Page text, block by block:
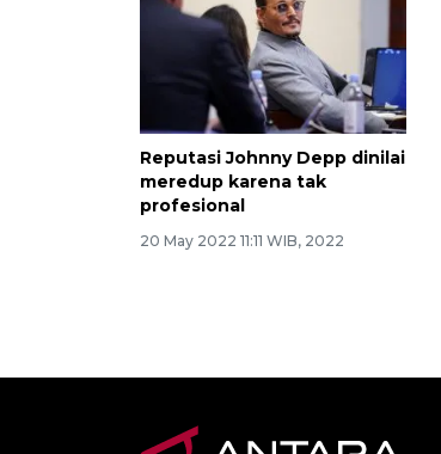
Reputasi Johnny Depp dinilai
meredup karena tak
profesional
20 May 2022 11:11 WIB, 2022